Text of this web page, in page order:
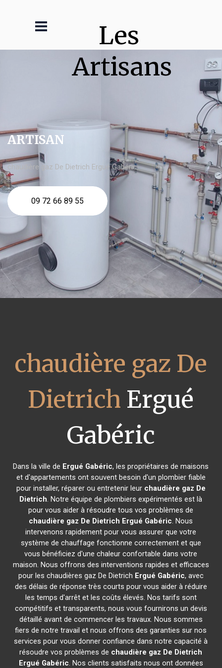
Les
Artisans
ARTISAN
chaudière gaz De Dietrich Ergué Gabéric
09 72 66 89 55
chaudière gaz De
Dietrich Ergué
Gabéric
Dans la ville de Ergué Gabéric, les propriétaires de maisons
et d'appartements ont souvent besoin d'un plombier fiable
pour installer, réparer ou entretenir leur chaudière gaz De
Dietrich. Notre équipe de plombiers expérimentés est là
pour vous aider à résoudre tous vos problèmes de
chaudière gaz De Dietrich Ergué Gabéric. Nous
intervenons rapidement pour vous assurer que votre
système de chauffage fonctionne correctement et que
vous bénéficiez d'une chaleur confortable dans votre
maison. Nous offrons des interventions rapides et efficaces
pour les chaudières gaz De Dietrich Ergué Gabéric, avec
des délais de réponse très courts pour vous aider à réduire
les temps d'arrêt et les coûts élevés. Nos tarifs sont
compétitifs et transparents, nous vous fournirons un devis
détaillé avant de commencer les travaux. Nous sommes
fiers de notre travail et nous offrons des garanties sur nos
services pour vous donner confiance dans notre capacité à
résoudre vos problèmes de chaudière gaz De Dietrich
Ergué Gabéric. Nos clients satisfaits nous ont données